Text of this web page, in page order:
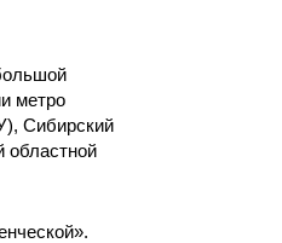
метро
Сибирский
областной